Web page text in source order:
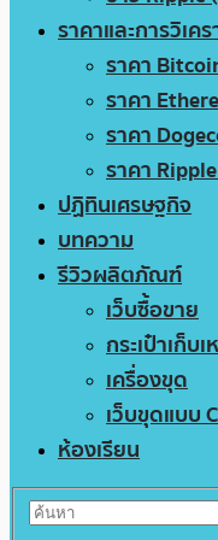
ราคาและการวิเคร
ราคา
ราคา
ราคา
ราคา
ปฏิทินเศรษฐกิจ
บทความ
รีวิวผลิตภัณฑ์
เว็บซื้อขาย
กระเป๋าเก็บ
เครื่องขุด
เว็บขุดแบบ
ห้องเรียน